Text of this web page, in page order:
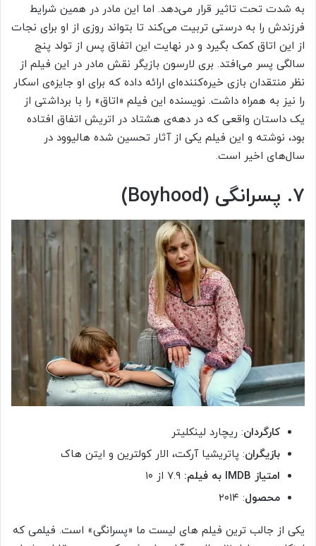
به شدت تحت تاثیر قرار می‌دهد. اما این مادر در همین شرایط
فرزندش را به درستی تربیت می‌کند تا بتواند روزی از او برای نجات
از این اتاق کمک بگیرد و در نهایت این اتفاق پس از تولد پنج
سالگی پسر می‌افتد. بری لارسون بازیگر نقش مادر در این فیلم از
نظر منتقدان بازی خیره‌کننده‌ای ارائه داده که برای او جایزه‌ی اسکار
را نیز به همراه داشت. نویسنده این فیلم «اتاق» را با برداشتی از
یک داستان واقعی که در دهه‌ی هشتاد در اتریش اتفاق افتاده
بود، نوشته و این فیلم یکی از آثار تحسین شده هالیوود در
سال‌های اخیر است.
۷. پسرانگی (Boyhood)
کارگردان: ریچارد لینکلیتر
بازیگران: پاتریشیا آرکت، الار کولترین و ایتن هاک
امتیاز IMDB به فیلم:
محصول: ۲۰۱۴
یکی از جالب ترین فیلم های لیست ما «پسرانگی» است. فیلمی که